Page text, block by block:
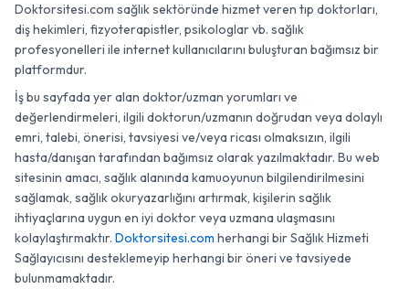
Doktorsitesi.com sağlık sektöründe hizmet veren tıp doktorları,
diş hekimleri, fizyoterapistler, psikologlar vb. sağlık
profesyonelleri ile internet kullanıcılarını buluşturan bağımsız bir
platformdur.
İş bu sayfada yer alan doktor/uzman yorumları ve
değerlendirmeleri, ilgili doktorun/uzmanın doğrudan veya dolaylı
emri, talebi, önerisi, tavsiyesi ve/veya ricası olmaksızın, ilgili
hasta/danışan tarafından bağımsız olarak yazılmaktadır. Bu web
sitesinin amacı, sağlık alanında kamuoyunun bilgilendirilmesini
sağlamak, sağlık okuryazarlığını artırmak, kişilerin sağlık
ihtiyaçlarına uygun en iyi doktor veya uzmana ulaşmasını
kolaylaştırmaktır. Doktorsitesi.com herhangi bir Sağlık Hizmeti
Sağlayıcısını desteklemeyip herhangi bir öneri ve tavsiyede
bulunmamaktadır.